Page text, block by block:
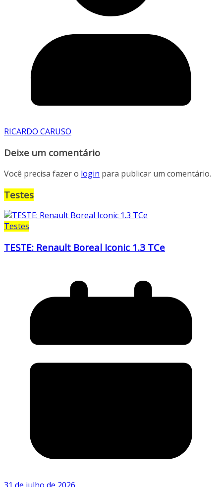
RICARDO CARUSO
Deixe um comentário
Você precisa fazer o login para publicar um comentário.
Testes
Testes
TESTE: Renault Boreal Iconic 1.3 TCe